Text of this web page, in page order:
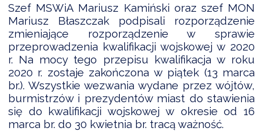
Szef MSWiA Mariusz Kamiński oraz szef MON
Mariusz Błaszczak podpisali rozporządzenie
zmieniające rozporządzenie w sprawie
przeprowadzenia kwalifikacji wojskowej w 2020
r. Na mocy tego przepisu kwalifikacja w roku
2020 r. zostaje zakończona w piątek (13 marca
br.). Wszystkie wezwania wydane przez wójtów,
burmistrzów i prezydentów miast do stawienia
się do kwalifikacji wojskowej w okresie od 16
marca br. do 30 kwietnia br. tracą ważność.